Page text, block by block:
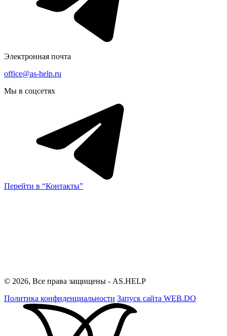
Электронная почта
office@as-help.ru
Мы в соцсетях
Перейти в “Контакты”
© 2026, Все права защищены - AS.HELP
Политика конфиденциальности Запуск сайта WEB.DO